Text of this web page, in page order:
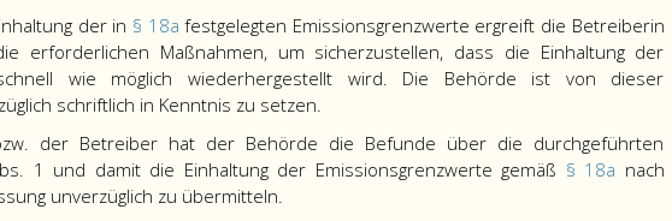
der in § 18afestgelegten Emissionsgrenzwerte ergreift die Betreiberin
erforderlichen Maßnahmen, um sicherzustellen, dass die Einhaltung der
wie möglich wiederhergestellt wird. Die Behörde ist von dieser
schriftlich in Kenntnis zu setzen.
der Betreiber hat der Behörde die Befunde über die durchgeführten
1 und damit die Einhaltung der Emissionsgrenzwerte gemäß § 18a nach
unverzüglich zu übermitteln.